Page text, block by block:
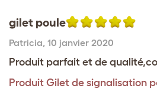
gilet poule
Patricia, 10 janvier 2020
Produit parfait et de
Produit Gilet de signalisation